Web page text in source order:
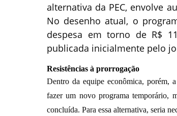
alternativa da PEC, envolve
No desenho atual, o
despesa em torno de R$
publicada inicialmente pelo
Resistências à prorrogação
Dentro da equipe econômica, porém,
fazer um novo programa temporário,
concluída. Para essa alternativa, seria